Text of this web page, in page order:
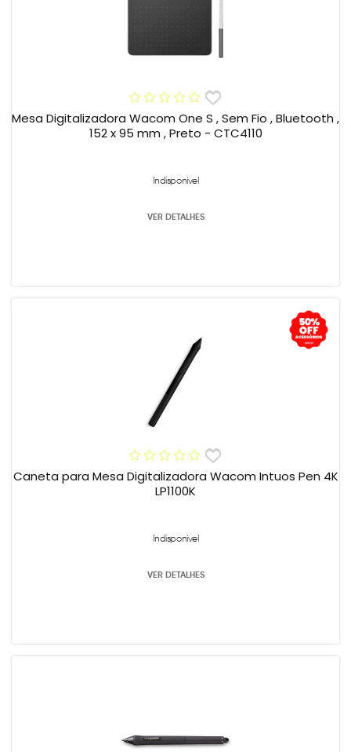
Mesa Digitalizadora Wacom One S , Sem Fio , Bluetooth ,
152 x 95 mm , Preto - CTC4110
Indisponível
VER DETALHES
Caneta para Mesa Digitalizadora Wacom Intuos Pen 4K
LP1100K
Indisponível
VER DETALHES